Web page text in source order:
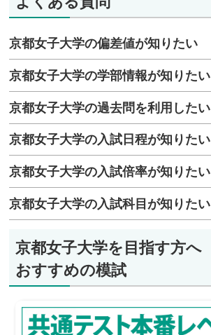
京都女子大学の偏差値が知りたい
京都女子大学の学部情報が知りたい
京都女子大学の過去問を利用したい
京都女子大学の入試日程が知りたい
京都女子大学の入試倍率が知りたい
京都女子大学の入試科目が知りたい
京都女子大学を目指す方へ
おすすめの模試